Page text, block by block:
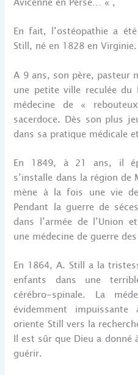
En fait, l’ostéopathie a
Still, né en 1828 en Virginie.
A 9 ans, son père, pasteur
une petite ville reculée
médecine de «
sacerdoce. Dès son plus
dans sa pratique médicale
En 1849, à 21 ans, il
s’installe dans la région
mène à la fois une vie
Pendant la guerre de
dans l’armée de l’Union
une médecine de guerre
En 1864, A. Still a la
enfants dans une
cérébro-spinale. La
évidemment
oriente Still vers la
Il est sûr que Dieu a donné
guérir.